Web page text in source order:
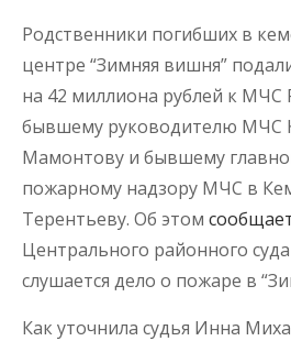
Родственники погибших в
центре “Зимняя вишня”
на 42 миллиона рублей к МЧС
бывшему руководителю МЧС
Мамонтову и бывшему
пожарному надзору МЧС в
Терентьеву. Об этом
Центрального районного
слушается дело о пожаре в
Как уточнила судья Инна